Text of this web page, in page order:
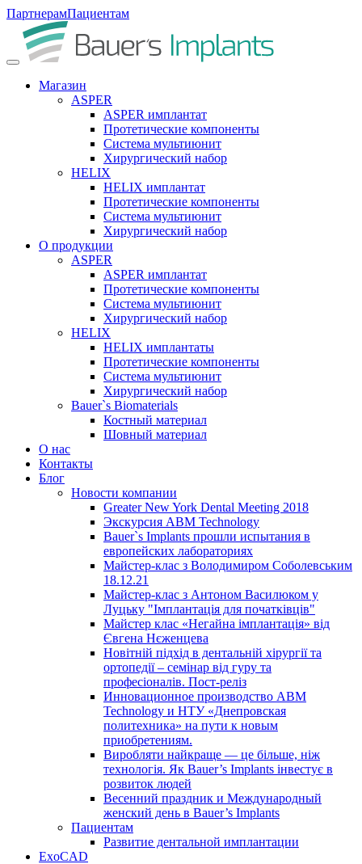
ПартнерамПациентам
Магазин
ASPER
ASPER имплантат
Протетические компоненты
Система мультиюнит
Хирургический набор
HELIX
HELIX имплантат
Протетические компоненты
Система мультиюнит
Хирургический набор
О продукции
ASPER
ASPER имплантат
Протетические компоненты
Система мультиюнит
Хирургический набор
HELIX
HELIX имплантаты
Протетические компоненты
Система мультиюнит
Хирургический набор
Bauer`s Biomaterials
Костный материал
Шовный материал
О нас
Контакты
Блог
Новости компании
Greater New York Dental Meeting 2018
Экскурсия ABM Technology
Bauer`s Implants прошли испытания в
европейских лабораториях
Майстер-клас з Володимиром Соболевським
18.12.21
Майстер-клас з Антоном Василюком у
Луцьку "Імплантація для початківців"
Майстер клас «Негайна імплантація» від
Євгена Нєженцева
Новітній підхід в дентальній хірургії та
ортопедії – семінар від гуру та
професіоналів. Пост-реліз
Инновационное производство ABM
Technology и НТУ «Днепровская
политехника» на пути к новым
приобретениям.
Виробляти найкраще — це більше, ніж
технологія. Як Bauer’s Implants інвестує в
розвиток людей
Весенний праздник и Международный
женский день в Bauer’s Implants
Пациентам
Развитие дентальной имплантации
ExoCAD